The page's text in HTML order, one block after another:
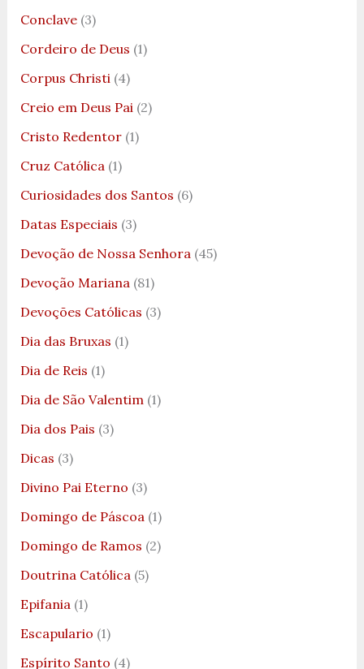
Conclave(3)
Cordeiro de Deus (1)
Corpus Christi(4)
Creio em Deus Pai(2)
Cristo Redentor(1)
Cruz Católica(1)
Curiosidades dos Santos (6)
Datas Especiais (3)
Devoção de Nossa Senhora(45)
Devoção Mariana(81)
Devoções Católicas (3)
Dia das Bruxas (1)
Dia de Reis (1)
Dia de São Valentim(1)
Dia dos Pais (3)
Dicas (3)
Divino Pai Eterno (3)
Domingo de Páscoa(1)
Domingo de Ramos (2)
Doutrina Católica(5)
Epifania(1)
Escapulario (1)
Espírito Santo (4)